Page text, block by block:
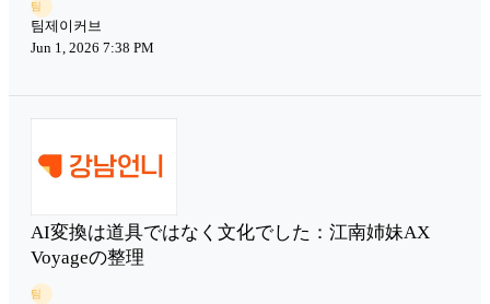
팀
팀제이커브
Jun 1, 2026 7:38 PM
AI変換は道具ではなく文化でした：江南姉妹AX
Voyageの整理
팀